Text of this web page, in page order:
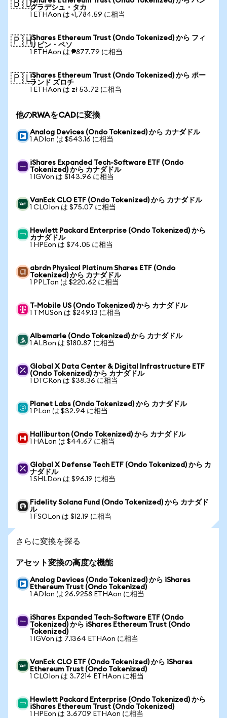
🇧🇩グラデシュ・タカ
1 ETHAon は ৳1,784.59 に相当
🇵🇭iShares Ethereum Trust (Ondo Tokenized) から フィ
リピン・ペソ
1 ETHAon は ₱877.79 に相当
🇵🇱iShares Ethereum Trust (Ondo Tokenized) から ポー
ランド ズロチ
1 ETHAon は zł 53.72 に相当
他のRWAをCADに変換
Analog Devices (Ondo Tokenized) から カナダドル
1 ADIon は $543.16 に相当
iShares Expanded Tech-Software ETF (Ondo
Tokenized) から カナダドル
1 IGVon は $143.96 に相当
VanEck CLO ETF (Ondo Tokenized) から カナダドル
1 CLOIon は $75.07 に相当
Hewlett Packard Enterprise (Ondo Tokenized) から
カナダドル
1 HPEon は $74.05 に相当
abrdn Physical Platinum Shares ETF (Ondo
Tokenized) から カナダドル
1 PPLTon は $220.62 に相当
T-Mobile US (Ondo Tokenized) から カナダドル
1 TMUSon は $249.13 に相当
Albemarle (Ondo Tokenized) から カナダドル
1 ALBon は $180.87 に相当
Global X Data Center & Digital Infrastructure ETF
(Ondo Tokenized) から カナダドル
1 DTCRon は $38.36 に相当
Planet Labs (Ondo Tokenized) から カナダドル
1 PLon は $32.94 に相当
Halliburton (Ondo Tokenized) から カナダドル
1 HALon は $44.67 に相当
Global X Defense Tech ETF (Ondo Tokenized) から カ
ナダドル
1 SHLDon は $96.19 に相当
Fidelity Solana Fund (Ondo Tokenized) から カナダド
ル
1 FSOLon は $12.19 に相当
さらに変換を探る
アセット変換の高度な機能
Analog Devices (Ondo Tokenized) から iShares
Ethereum Trust (Ondo Tokenized)
1 ADIon は 26.9258 ETHAon に相当
iShares Expanded Tech-Software ETF (Ondo
Tokenized) から iShares Ethereum Trust (Ondo
Tokenized)
1 IGVon は 7.1364 ETHAon に相当
VanEck CLO ETF (Ondo Tokenized) から iShares
Ethereum Trust (Ondo Tokenized)
1 CLOIon は 3.7214 ETHAon に相当
Hewlett Packard Enterprise (Ondo Tokenized) から
iShares Ethereum Trust (Ondo Tokenized)
1 HPEon は 3.6709 ETHAon に相当